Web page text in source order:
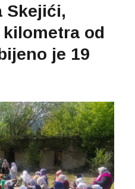
Skejići,
od
je 19